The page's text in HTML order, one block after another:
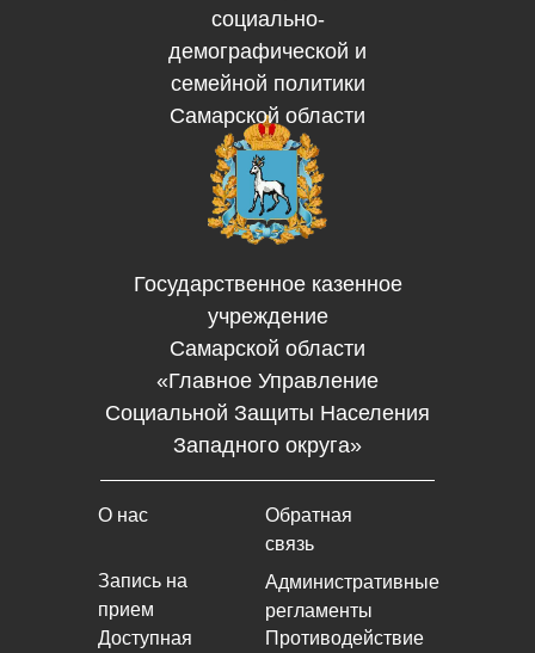
социально-
демографической и
семейной политики
Самарской области
О нас
Противодействие
Доступная
Обратная
связь
Административные
регламенты
Запись на
прием
Государственное казенное
учреждение
Самарской области
«Главное Управление
Социальной Защиты Населения
Западного округа»